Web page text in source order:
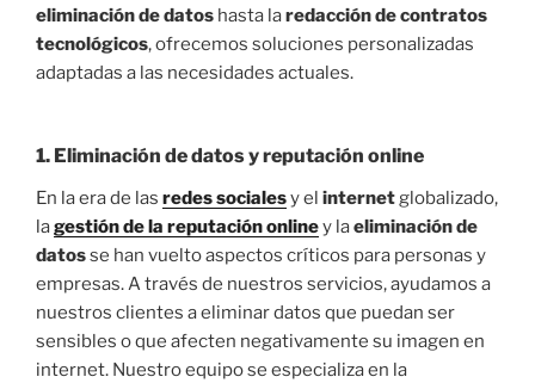
eliminación de datos hasta laredacción de contratos
tecnológicos, ofrecemos soluciones personalizadas
adaptadas a las necesidades actuales.
1. Eliminación de datos y reputación online
En la era de las redes socialesy el internetglobalizado,
lagestión de la reputación onliney laeliminación de
datosse han vuelto aspectos críticos para personas y
empresas. A través de nuestros servicios, ayudamos a
nuestros clientes a eliminar datos que puedan ser
sensibles o que afecten negativamente su imagen en
internet. Nuestro equipo se especializa en la